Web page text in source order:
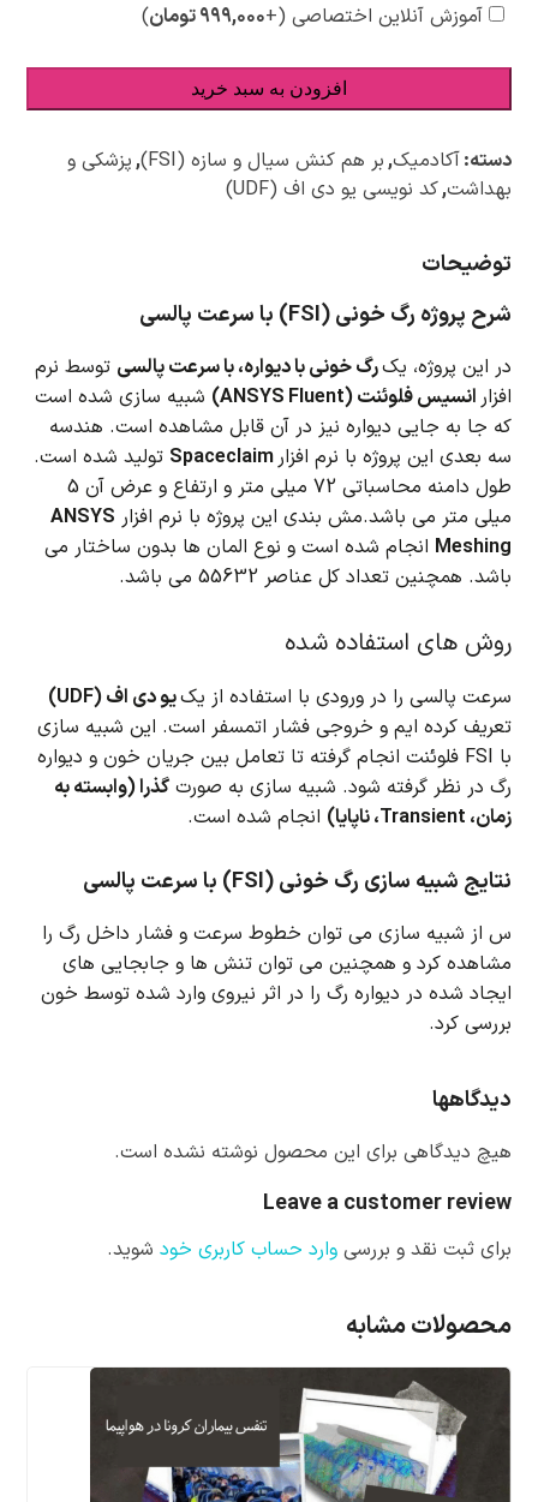
آموزش آنلاین اختصاصی (+۹۹۹,۰۰۰تومان)
افزودن به سبد خرید
دسته:آکادمیک,بر هم کنش سیال و سازه (FSI) ,پزشکی و
بهداشت,کد نویسی یو دی اف (UDF)
توضیحات
شرح پروژه رگ خونی (FSI) با سرعت پالسی
در این پروژه، یکرگ خونی با دیواره، با سرعت پالسی توسط نرم
افزار انسیس فلوئنت (ANSYS Fluent)
شبیه سازی شده است
که جا به جایی دیواره نیز در آن قابل مشاهده است. هندسه
سه بعدی این پروژه با نرم افزارSpaceclaim
تولید شده است.
طول دامنه محاسباتی 72 میلی متر و ارتفاع و عرض آن 5
میلی متر می باشد.مش بندی این پروژه با نرم افزار ANSYS
Meshing انجام شده است و نوع المان ها بدون ساختار می
باشد. همچنین تعداد کل عناصر 55632 می باشد.
روش های استفاده شده
سرعت پالسی را در ورودی با استفاده از یکیو دی اف (UDF)
تعریف کرده ایم و خروجی فشار اتمسفر است. این شبیه سازی
با FSI فلوئنت انجام گرفته تا تعامل بین جریان خون و دیواره
رگ در نظر گرفته شود. شبیه سازی به صورتگذرا (وابسته به
زمان، Transient، ناپایا)
انجام شده است.
نتایج شبیه سازی رگ خونی (FSI) با سرعت پالسی
س از شبیه سازی می توان خطوط سرعت و فشار داخل رگ را
مشاهده کرد و همچنین می توان تنش ها و جابجایی های
ایجاد شده در دیواره رگ را در اثر نیروی وارد شده توسط خون
بررسی کرد.
دیدگاهها
هیچ دیدگاهی برای این محصول نوشته نشده است.
Leave a customer review
برای ثبت نقد و بررسیوارد حساب کاربری خود شوید.
محصولات مشابه